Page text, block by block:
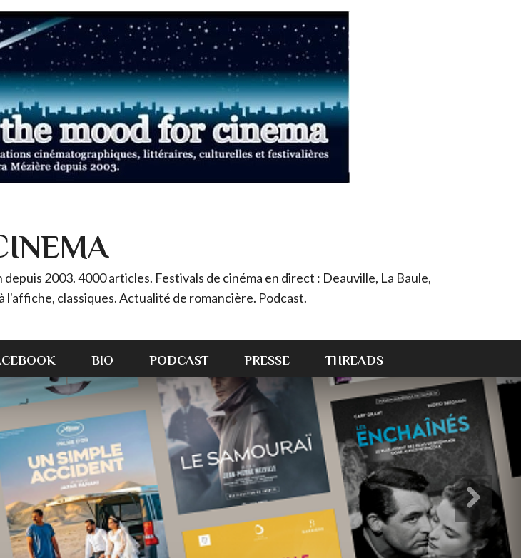
2003. 4000 articles. Festivals de cinéma en direct : Deauville, La Baule,
l'affiche, classiques. Actualité de romancière. Podcast.
BIO PODCAST PRESSE THREADS